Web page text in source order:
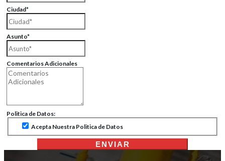
Ciudad*
Asunto*
Comentarios Adicionales
Politica de Datos:
Acepta Nuestra Politica de Datos
ENVIAR